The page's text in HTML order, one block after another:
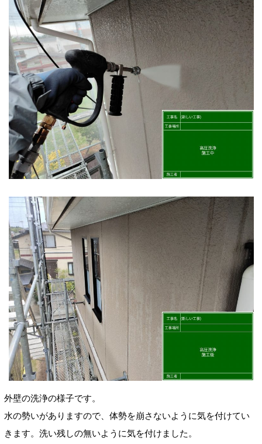
外壁の洗浄の様子です。
水の勢いがありますので、 体勢を崩さないように気を付けてい
きます。洗い残しの無いように気を付けました。